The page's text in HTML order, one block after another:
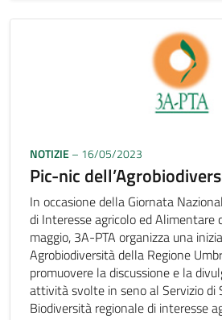
NOTIZIE– 16/05/2023
Pic-nic
In occasione della Giornata
di Interesse agricolo ed Alimentare
maggio, 3A-PTA organizza una
Agrobiodiversità della Regione
promuovere la discussione e la
attività svolte in seno al Servizio di
Biodiversità regionale di interesse